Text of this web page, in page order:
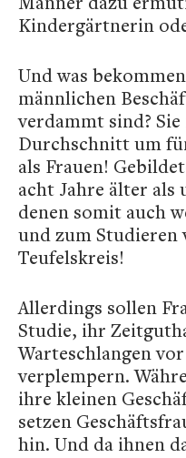
Kindergärtnerin
Und was
männlichen
verdammt sind?
Durchschnitt um
als Frauen!
acht Jahre älter als
denen somit auch
und zum
Teufelskreis!
Allerdings sollen
Studie, ihr
Warteschlangen
verplempern.
ihre kleinen
setzen
hin. Und da ihnen